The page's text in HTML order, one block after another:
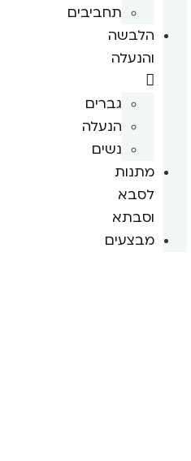
תחביבים
הלבשה
והנעלה
גברים
הנעלה
נשים
מתנות
לסבא
וסבתא
מבצעים